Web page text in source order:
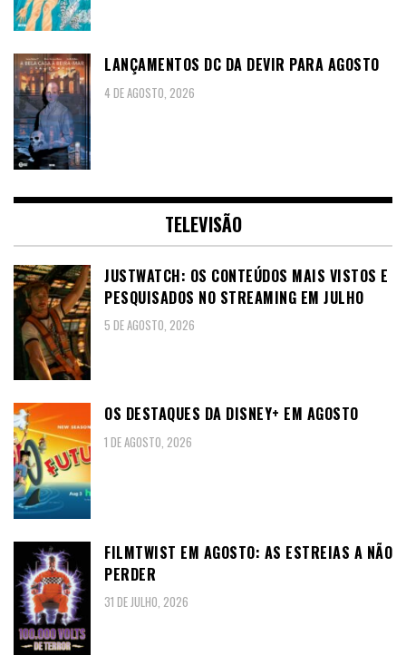
LANÇAMENTOS DC DA DEVIR PARA AGOSTO
4 DE AGOSTO, 2026
TELEVISÃO
JUSTWATCH: OS CONTEÚDOS MAIS VISTOS E
PESQUISADOS NO STREAMING EM JULHO
5 DE AGOSTO, 2026
OS DESTAQUES DA DISNEY+ EM AGOSTO
1 DE AGOSTO, 2026
FILMTWIST EM AGOSTO: AS ESTREIAS A NÃO
PERDER
31 DE JULHO, 2026